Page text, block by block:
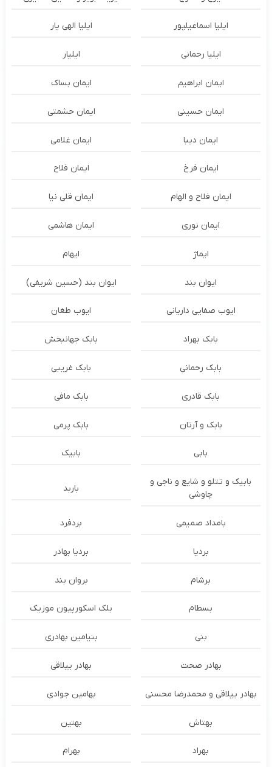
ایلیا اسماعیلپور ایلیا الهی یار
ایلیا رحمانی ایلیار
ایمان ابراهیم ایمان بساک
ایمان حسینی ایمان حشمتی
ایمان دیبا ایمان غلامی
ایمان فرخ ایمان فلاح
ایمان فلاح و الهام ایمان قلی نیا
ایمان نوری ایمان هاشمی
ایماژ ایهام
ایوان بند ایوان بند (حسین شریفی)
ایوب صفایی داریانی ایوب طغان
بابک بهراد بابک جهانبخش
بابک رحمانی بابک غریبی
بابک قادری بابک مافی
بابک و آرتان بابک پرمی
بابی بابیک
بابیک و تتلو و شایع و ناجی و
چاوشی
باربد
بامداد صمیمی بردفرد
بردیا بردیا بهادر
برشام بروان بند
بسطام بلک اسکورپیون موزیک
بنی بنیامین بهادری
بهادر صحت بهادر ییلاقی
بهادر ییلاقی و محمدرضا محسنی بهامین جوادی
بهتاش بهتین
بهراد بهرام